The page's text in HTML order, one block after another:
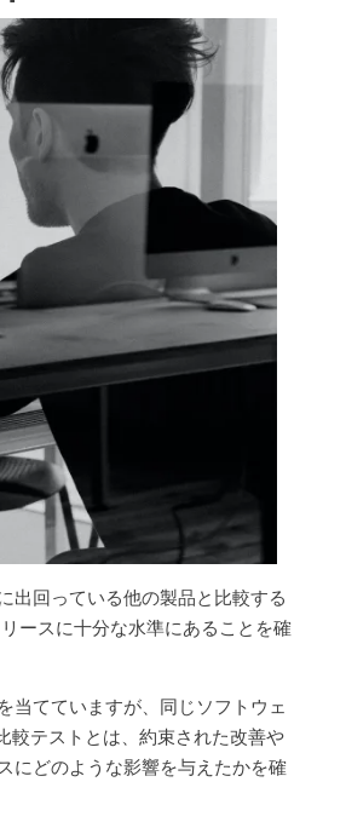
出回っている他の製品と比較する
ースに十分な水準にあることを確
当てていますが、同じソフトウェ
較テストとは、約束された改善や
にどのような影響を与えたかを確